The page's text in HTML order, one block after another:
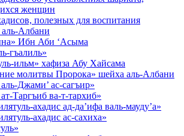
женщин
полезных для воспитания
Албани
Ибн Аби ‘Асыма
гъалиль»
ильм» хафиза Абу Хайсама
молитвы Пророка» шейха аль-Албани
Джами’ ас-сагъир»
Таргъиб ва-т-тархиб»
ахадис ад-да’ифа валь-мауду’а»
ахадис ас-сахиха»